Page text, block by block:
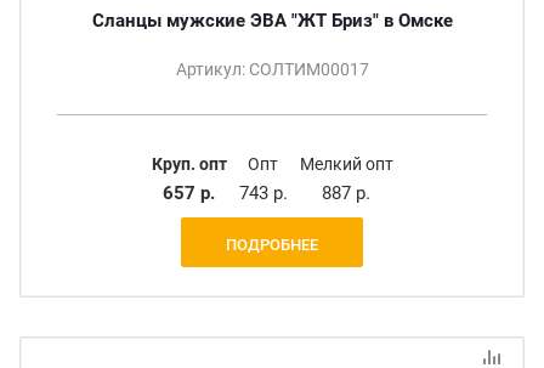
Сланцы мужские ЭВА "ЖТ Бриз" в Омске
Артикул: СОЛТИМ00017
Круп. опт
657 р.
Опт
743 р.
Мелкий опт
887 р.
ПОДРОБНЕЕ